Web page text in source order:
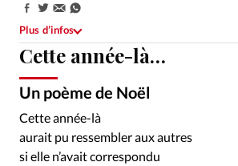
Opinions
Tous les articles
Faire un don
Emploi
Se connecter
Cette année-là…
Un poème de Noël
Partager:
Plus d’infos
Cette année-là
aurait pu ressembler aux autres
si elle n’avait correspondu